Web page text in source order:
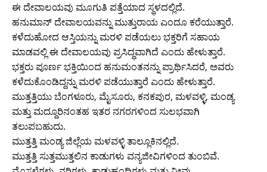
ಈ ದೇವಾಲಯವು ಮೂಗುತಿ ಪತ್ತೆಯಾದ ಸ್ಥಳದಲ್ಲಿದೆ.
ಹನುಮಾನ್ ದೇವಾಲಯವನ್ನು ಮುತ್ತುರಾಯ ಎಂದೂ ಕರೆಯುತ್ತಾರೆ.
ಕಳೆದುಹೋದ ಆಸ್ತಿಯನ್ನು ಮರಳಿ ಪಡೆಯಲು ಭಕ್ತರಿಗೆ ಸಹಾಯ
ಮಾಡವಲ್ಲಿ ಈ ದೇವಾಲಯವು ಪ್ರಸಿದ್ಧವಾಗಿದೆ ಎಂದು ಹೇಳುತ್ತಾರೆ.
ಭಕ್ತರು ಪೂರ್ಣ ಭಕ್ತಿಯಿಂದ ಹನುಮಂತನನ್ನು ಪ್ರಾರ್ಥಿಸಿದರೆ, ಅವರು
ಕಳೆದುಕೊಂಡಿದ್ದನ್ನು ಮರಳಿ ಪಡೆಯುತ್ತಾರೆ ಎಂದು ಹೇಳುತ್ತಾರೆ.
ಮುತ್ತತ್ತಿಯು ಬೆಂಗಳೂರು, ಮೈಸೂರು, ಕನಕಪುರ, ಮಳವಳ್ಳಿ, ಮಂಡ್ಯ
ಮತ್ತು ಮದ್ದೂರಿನಂತಹ ಇತರ ನಗರಗಳಿಂದ ಸುಲಭವಾಗಿ
ತಲುಪಬಹುದು.
ಮುತ್ತತ್ತಿ ಮಂಡ್ಯ ಜಿಲ್ಲೆಯ ಮಳವಳ್ಳಿ ತಾಲ್ಲೂಕಿನಲ್ಲಿದೆ.
ಮುತ್ತತ್ತಿ ಸುತ್ತಮುತ್ತಲಿನ ಕಾಡುಗಳು ವನ್ಯಜೀವಿಗಳಿಂದ ತುಂಬಿವೆ.